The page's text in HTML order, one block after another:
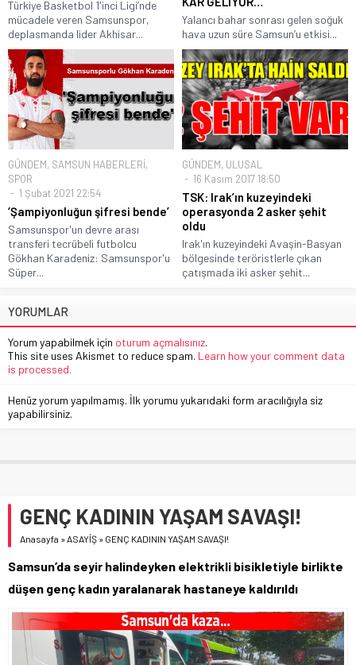
Türkiye Basketbol 1'inci Ligi’nde
mücadele veren Samsunspor,
deplasmanda lider Akhisar...
Yalancı bahar sonrası gelen soğuk
hava uzun süre Samsun’u etkisi...
GÜNDEM, SAMSUN HABERLERİ,
SPOR
1 Şubat 2021 22:54
‘Şampiyonluğun şifresi bende’
Samsunspor'un devre arası
transferi tecrübeli futbolcu
Gökhan Karadeniz: Samsunspor'u
Süper...
GÜNDEM, ULUSAL
16 Kasım 2017 18:50
TSK: Irak’ın kuzeyindeki
operasyonda 2 asker şehit
oldu
Irak'ın kuzeyindeki Avaşin-Basyan
bölgesinde teröristlerle çıkan
çatışmada iki asker şehit...
YORUMLAR
Yorum yapabilmek için oturum açmalısınız.
This site uses Akismet to reduce spam. Learn how your comment data
is processed.
Henüz yorum yapılmamış. İlk yorumu yukarıdaki form aracılığıyla siz
yapabilirsiniz.
GENÇ KADININ YAŞAM SAVAŞI!
Anasayfa » ASAYİŞ » GENÇ KADININ YAŞAM SAVAŞI!
Samsun’da seyir halindeyken elektrikli bisikletiyle birlikte
düşen genç kadın yaralanarak hastaneye kaldırıldı